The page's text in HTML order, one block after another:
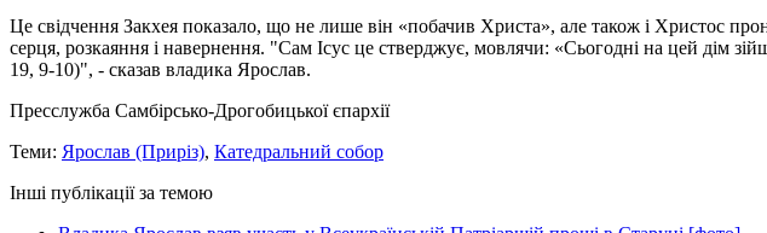
Це свідчення Закхея показало, що не лише він «побачив Христа», але також і Христос
серця, розкаяння і навернення. "Сам Ісус це стверджує, мовлячи: «Сьогодні на цей дім
19, 9-10)", - сказав владика Ярослав.
Пресслужба Самбірсько-Дрогобицької єпархії
Теми: Ярослав (Приріз), Катедральний собор
Інші публікації за темою